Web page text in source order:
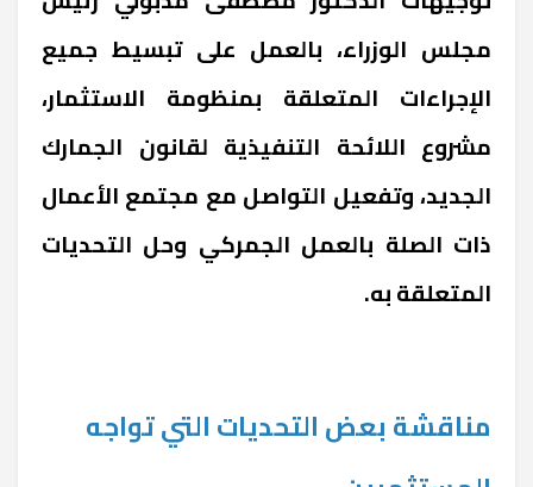
مجلس الوزراء، بالعمل على تبسيط جميع
الإجراءات المتعلقة بمنظومة الاستثمار،
مشروع اللائحة التنفيذية لقانون الجمارك
الجديد، وتفعيل التواصل مع مجتمع الأعمال
ذات الصلة بالعمل الجمركي وحل التحديات
المتعلقة به.
مناقشة بعض التحديات التي تواجه